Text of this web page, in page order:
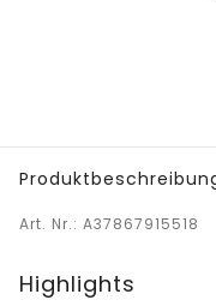
Art. Nr.: A37867915518
Highlights